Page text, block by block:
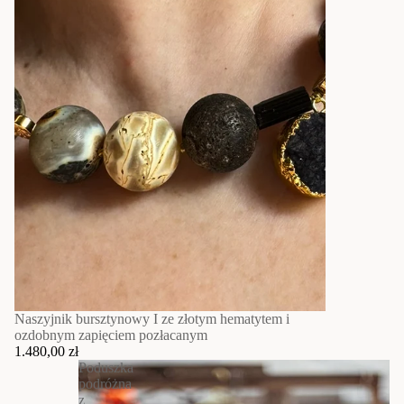
Naszyjnik bursztynowy I ze złotym hematytem i
ozdobnym zapięciem pozłacanym
1.480,00 zł
Poduszka
podróżna
z